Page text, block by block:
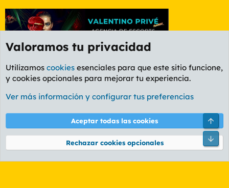
Foro Rapiñas
Cookies
PL OLDSTYLE AMARILLO
Términos y reglas Política de privacidad Ayuda
Community platform by XenForo® © 2010-2026 XenForo Ltd.
Valoramos tu privacidad
Utilizamos cookies esenciales para que este sitio funcione,
y cookies opcionales para mejorar tu experiencia.
Ver más información y configurar tus preferencias
Aceptar todas las cookies
Rechazar cookies opcionales
Pie